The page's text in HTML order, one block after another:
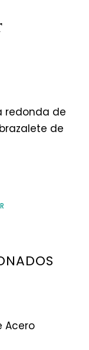
redonda de
de